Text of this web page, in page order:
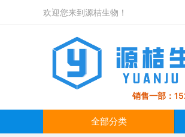
欢迎您来到源桔生物！
销售一部：
全部分类